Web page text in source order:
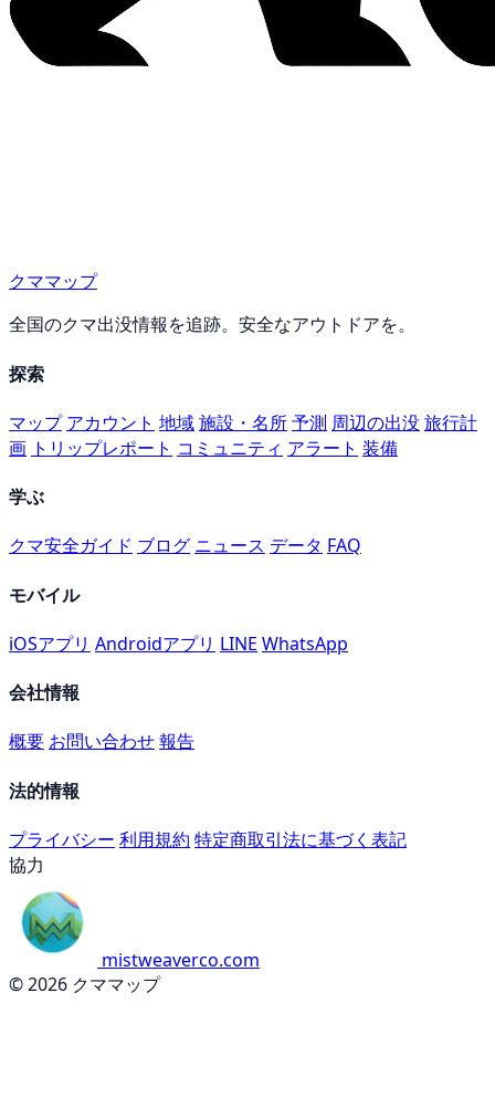
クママップ
全国のクマ出没情報を追跡。安全なアウトドアを。
探索
マップ アカウント 地域施設・名所予測 周辺の出没旅行計
画 トリップレポート コミュニティ アラート 装備
学ぶ
クマ安全ガイド ブログ ニュース データ FAQ
モバイル
iOSアプリ Androidアプリ LINE WhatsApp
会社情報
概要 お問い合わせ報告
法的情報
プライバシー 利用規約 特定商取引法に基づく表記
協力
mistweaverco.com
© 2026 クママップ